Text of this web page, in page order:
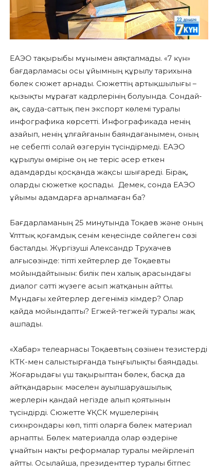
ЕАЭО тақырыбы мұнымен аяқталмады. «7 күн»
бағдарламасы осы ұйымның құрылу тарихына
бөлек сюжет арнады. Сюжеттің артықшылығы –
қызықты мұрағат кадрлерінің болуында. Сондай-
ақ, сауда-саттық пен экспорт көлемі туралы
инфографика көрсетті. Инфографикада ненің
азайып, ненің ұлғайғанын баяндағанымен, оның
не себепті солай өзгеруін түсіндірмеді. ЕАЭО
құрылуы өміріне оң не теріс әсер еткен
адамдарды қосқанда жақсы шығареді. Бірақ,
оларды сюжетке қоспады. Демек, сонда ЕАЭО
ұйымы адамдарға арналмаған ба?
Бағдарламаның 25 минутында Тоқаев және оның
Ұлттық қоғамдық сенім кеңесінде сөйлеген сөзі
басталды. Жүргізуші Александр Трухачев
алғысөзінде: тіпті хейтерлер де Тоқаевты
мойындайтынын: билік пен халық арасындағы
диалог сәтті жүзеге асып жатқанын айтты.
Мұндағы хейтерлер дегеніміз кімдер? Олар
қайда мойындапты? Егжей-тегжейі туралы жақ
ашпады.
«Хабар» телеарнасы Тоқаевтың сөзінен тезистерді
КТК-мен салыстырғанда тыңғылықты баяндады.
Жоғарыдағы үш тақырыптан бөлек, басқа да
айтқандарын: мәселен ауылшаруашылық
жерлерін қандай негізде алып қоятынын
түсіндірді. Сюжетте ҰҚСК мүшелерінің
сихнрондары көп, тіпті оларға бөлек материал
арнапты. Бөлек материалда олар өздеріне
ұнайтын нақты реформалар туралы мейірленіп
айтты. Осылайша, президенттер туралы бітпес